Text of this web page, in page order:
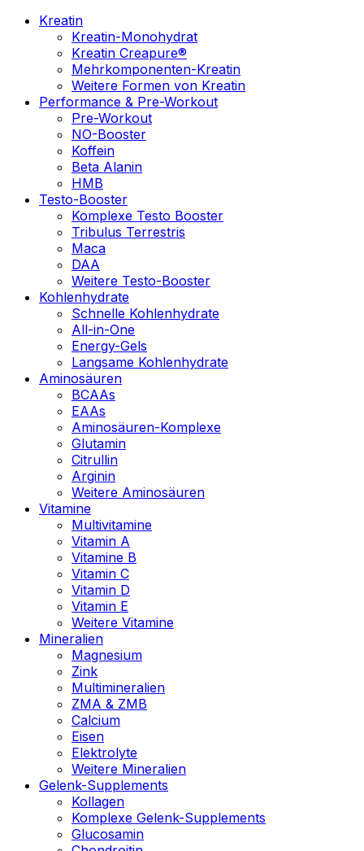
Kreatin
Kreatin-Monohydrat
Kreatin Creapure®
Mehrkomponenten-Kreatin
Weitere Formen von Kreatin
Performance & Pre-Workout
Pre-Workout
NO-Booster
Koffein
Beta Alanin
HMB
Testo-Booster
Komplexe Testo Booster
Tribulus Terrestris
Maca
DAA
Weitere Testo-Booster
Kohlenhydrate
Schnelle Kohlenhydrate
All-in-One
Energy-Gels
Langsame Kohlenhydrate
Aminosäuren
BCAAs
EAAs
Aminosäuren-Komplexe
Glutamin
Citrullin
Arginin
Weitere Aminosäuren
Vitamine
Multivitamine
Vitamin A
Vitamine B
Vitamin C
Vitamin D
Vitamin E
Weitere Vitamine
Mineralien
Magnesium
Zink
Multimineralien
ZMA & ZMB
Calcium
Eisen
Elektrolyte
Weitere Mineralien
Gelenk-Supplements
Kollagen
Komplexe Gelenk-Supplements
Glucosamin